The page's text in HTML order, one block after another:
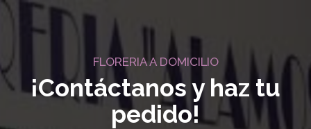
FLORERIA A DOMICILIO
¡Contáctanos y haz tu
pedido!